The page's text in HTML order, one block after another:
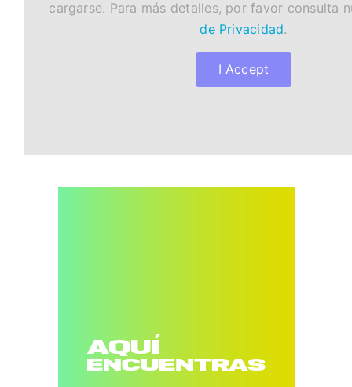
cargarse. Para más detalles, por favor consulta
de Privacidad.
I Accept